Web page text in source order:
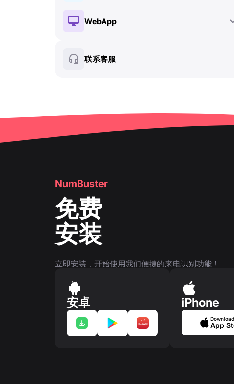
🔑 安装与授权
🍀免费功能
❓FAQ
WebApp
🔍检查电话号码
👤电话号码页面
联系客服
NumBuster
免费
安装
立即安装，开始使用我们便捷的来电识别功能！
安卓 iPhone
App